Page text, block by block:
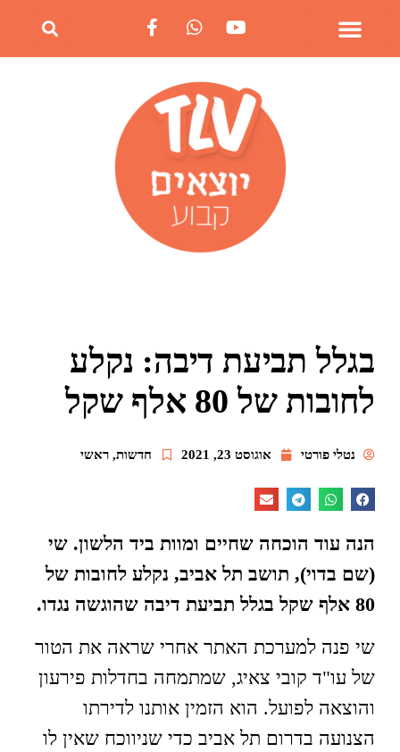
בגלל תביעת דיבה: נקלע
לחובות של 80 אלף שקל
נטלי פורטי אוגוסט 23, 2021 חדשות, ראשי
הנה עוד הוכחה שחיים ומוות ביד הלשון. שי
(שם בדוי), תושב תל אביב, נקלע לחובות של
80 אלף שקל בגלל תביעת דיבה שהוגשה נגדו.
שי פנה למערכת האתר אחרי שראה את הטור
של עו"ד קובי צאיג, שמתמחה בחדלות פירעון
והוצאה לפועל. הוא הזמין אותנו לדירתו
הצנועה בדרום תל אביב כדי שניווכח שאין לו